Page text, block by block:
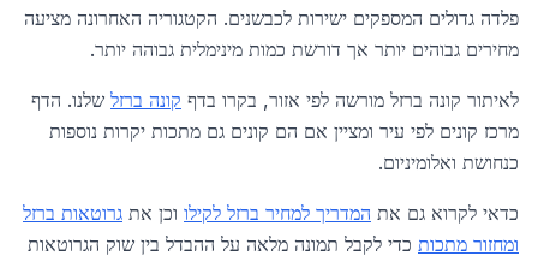
פלדה גדולים המספקים ישירות לכבשנים. הקטגוריה האחרונה מציעה
מחירים גבוהים יותר אך דורשת כמות מינימלית גבוהה יותר.
לאיתור קונה ברזל מורשה לפי אזור, בקרו בדף קונה ברזל שלנו. הדף
מרכז קונים לפי עיר ומציין אם הם קונים גם מתכות יקרות נוספות
כנחושת ואלומיניום.
כדאי לקרוא גם את המדריך למחיר ברזל לקילו וכן את גרוטאות ברזל
ומחזור מתכות כדי לקבל תמונה מלאה על ההבדל בין שוק הגרוטאות